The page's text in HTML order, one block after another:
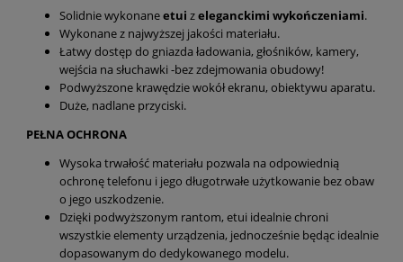
Solidnie wykonaneetui zeleganckimi wykończeniami.
Wykonane z najwyższej jakości materiału.
Łatwy dostęp do gniazda ładowania, głośników, kamery,
wejścia na słuchawki -bez zdejmowania obudowy!
Podwyższone krawędzie wokół ekranu, obiektywu aparatu.
Duże, nadlane przyciski.
PEŁNA OCHRONA
Wysoka trwałość materiału pozwala na odpowiednią
ochronę telefonu i jego długotrwałe użytkowanie bez obaw
o jego uszkodzenie.
Dzięki podwyższonym rantom, etui idealnie chroni
wszystkie elementy urządzenia, jednocześnie będąc idealnie
dopasowanym do dedykowanego modelu.